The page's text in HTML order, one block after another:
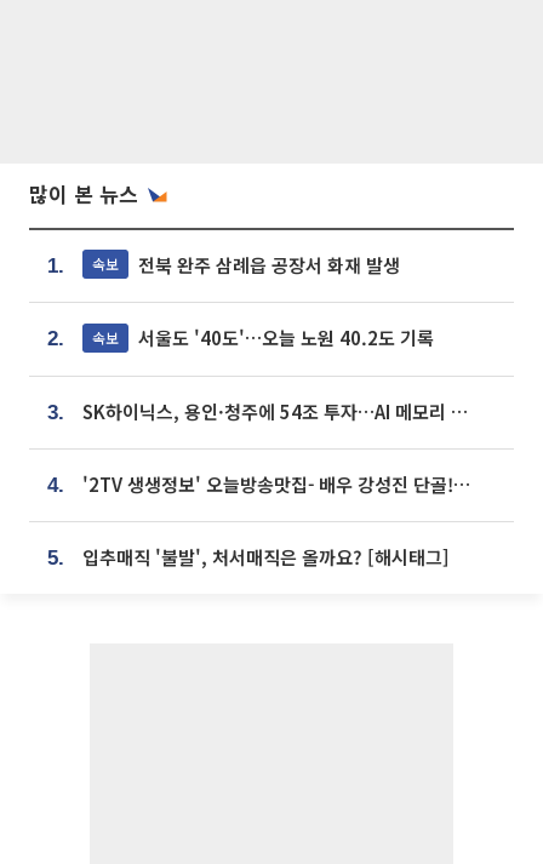
많이 본 뉴스
1. 속보 전북 완주 삼례읍 공장서 화재 발생
2. 속보 서울도 '40도'…오늘 노원 40.2도 기록
3. SK하이닉스, 용인·청주에 54조 투자…AI 메모리 생산기지 키운다
4. '2TV 생생정보' 오늘방송맛집- 배우 강성진 단골! 쌀국수ㆍ푸팟퐁 커리 맛집 '블○○○'
5. 입추매직 '불발', 처서매직은 올까요? [해시태그]